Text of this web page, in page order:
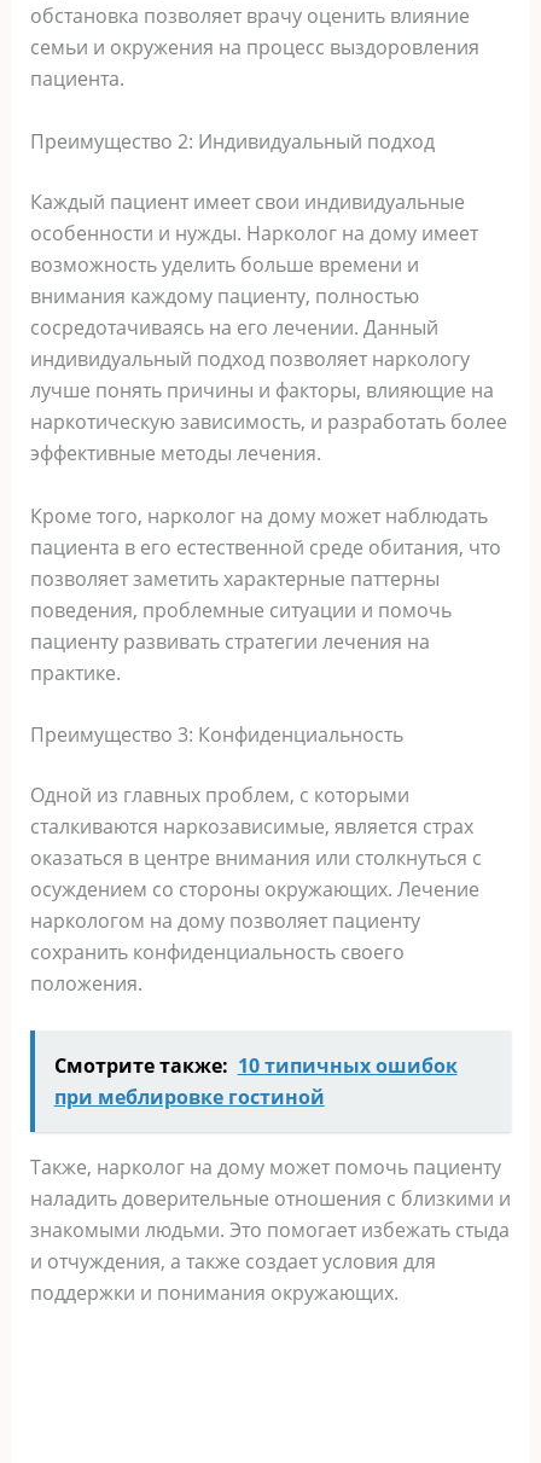
обстановка позволяет врачу оценить влияние
семьи и окружения на процесс выздоровления
пациента.
Преимущество 2: Индивидуальный подход
Каждый пациент имеет свои индивидуальные
особенности и нужды. Нарколог на дому имеет
возможность уделить больше времени и
внимания каждому пациенту, полностью
сосредотачиваясь на его лечении. Данный
индивидуальный подход позволяет наркологу
лучше понять причины и факторы, влияющие на
наркотическую зависимость, и разработать более
эффективные методы лечения.
Кроме того, нарколог на дому может наблюдать
пациента в его естественной среде обитания, что
позволяет заметить характерные паттерны
поведения, проблемные ситуации и помочь
пациенту развивать стратегии лечения на
практике.
Преимущество 3: Конфиденциальность
Одной из главных проблем, с которыми
сталкиваются наркозависимые, является страх
оказаться в центре внимания или столкнуться с
осуждением со стороны окружающих. Лечение
наркологом на дому позволяет пациенту
сохранить конфиденциальность своего
положения.
Смотрите также: 10 типичных ошибок
при меблировке гостиной
Также, нарколог на дому может помочь пациенту
наладить доверительные отношения с близкими и
знакомыми людьми. Это помогает избежать стыда
и отчуждения, а также создает условия для
поддержки и понимания окружающих.